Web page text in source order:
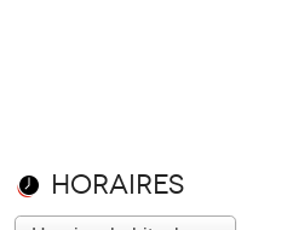
Horaires